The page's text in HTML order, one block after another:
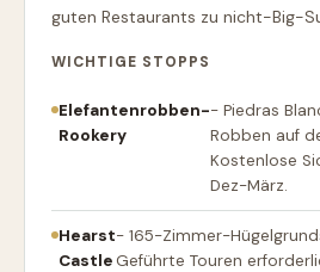
guten Restaurants zu nicht-Big-
WICHTIGE STOPPS
Elefantenrobben-
Rookery
- Piedras
Robben auf
Kostenlose
Dez-März.
Hearst
Castle
- 165-Zimmer-
Geführte Touren